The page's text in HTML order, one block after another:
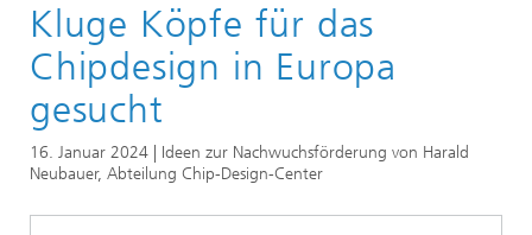
Online-Magazin
Serien
Serie: Chipdesign in Europa
Kluge Köpfe für das
Chipdesign in Europa
gesucht
16. Januar 2024 | Ideen zur Nachwuchsförderung von Harald
Neubauer, Abteilung Chip-Design-Center